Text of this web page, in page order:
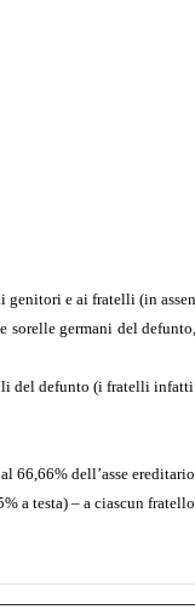
genitori e ai fratelli (in
germani del
del defunto (i fratelli
66,66% dell’asse
a testa) – a ciascun